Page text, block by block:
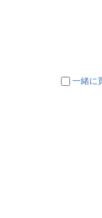
一緒に